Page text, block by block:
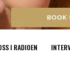
I RADIOEN